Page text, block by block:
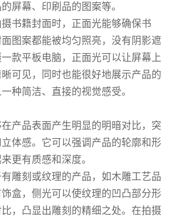
屏幕、印刷品的图案等。
书籍封面时，正面光能够确保书
图案都能被均匀照亮，没有阴影遮
款平板电脑，正面光可以让屏幕上
可见，同时也能很好地展示产品的
种简洁、直接的视觉感受。
产品表面产生明显的明暗对比，突
体感。它可以强调产品的轮廓和形
更有质感和深度。
雕刻或纹理的产品，如木雕工艺品
盒，侧光可以使纹理的凹凸部分形
，凸显出雕刻的精细之处。在拍摄